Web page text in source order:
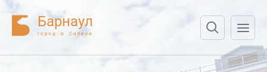
Барнаул
город в Сибири